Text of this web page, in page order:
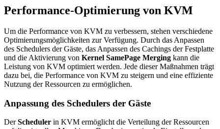
Performance-Optimierung von KVM
Um die Performance von KVM zu verbessern, stehen verschiedene
Optimierungsmöglichkeiten zur Verfügung. Durch das Anpassen
des Schedulers der Gäste, das Anpassen des Cachings der Festplatte
und die Aktivierung von Kernel SamePage Merging kann die
Leistung von KVM optimiert werden. Jede dieser Maßnahmen trägt
dazu bei, die Performance von KVM zu steigern und eine effiziente
Nutzung der Ressourcen zu ermöglichen.
Anpassung des Schedulers der Gäste
DerScheduler in KVM ermöglicht die Verteilung der Ressourcen